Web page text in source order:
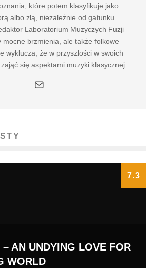
które potem klasyfikuje jako
albo złą, niezależnie od gatunku.
Laboratorium Muzyczych Fuzji
mocne brzmienia, ale także folkowe
wyklucza, że w przyszłości w swoich
się aspektami muzyki klasycznej.
7.3
– AN UNDYING LOVE FOR
WORLD